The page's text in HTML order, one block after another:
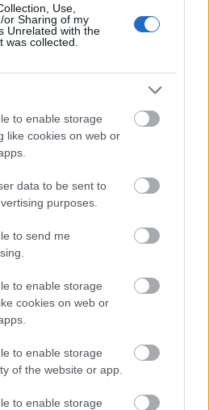
Use,
or Sharing of my
Unrelated with the
was collected.
to enable storage
like cookies on web or
data to be sent to
purposes.
to send me
to enable storage
cookies on web or
to enable storage
of the website or app.
to enable storage